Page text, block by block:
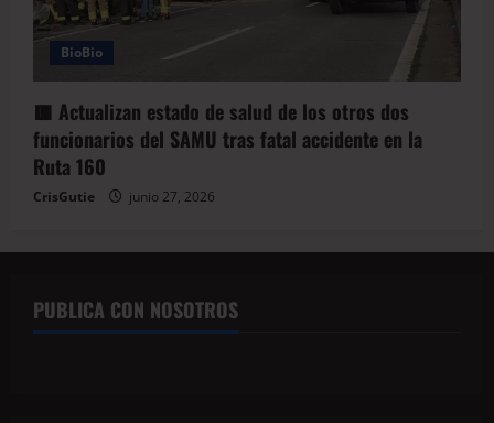
BioBio
🟥 Actualizan estado de salud de los otros dos
funcionarios del SAMU tras fatal accidente en la
Ruta 160
CrisGutie junio 27, 2026
PUBLICA CON NOSOTROS